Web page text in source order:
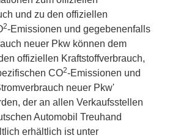
und zu den offiziellen
2-Emissionen und gegebenenfalls
neuer Pkw können dem
offiziellen Kraftstoffverbrauch,
CO2-Emissionen und
neuer Pkw'
der an allen Verkaufsstellen
Automobil Treuhand
erhältlich ist unter